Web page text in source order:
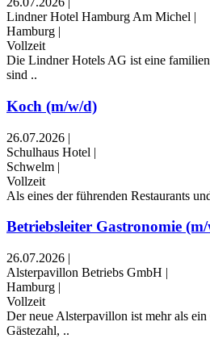
Lindner Hotel Hamburg Am Michel |
Hamburg |
Vollzeit
Die Lindner Hotels AG ist eine
sind ..
Koch (m/w/d)
26.07.2026 |
Schulhaus Hotel |
Schwelm |
Vollzeit
Als eines der führenden Restaurants
Betriebsleiter Gastronomie
26.07.2026 |
Alsterpavillon Betriebs GmbH |
Hamburg |
Vollzeit
Der neue Alsterpavillon ist mehr als
Gästezahl, ..